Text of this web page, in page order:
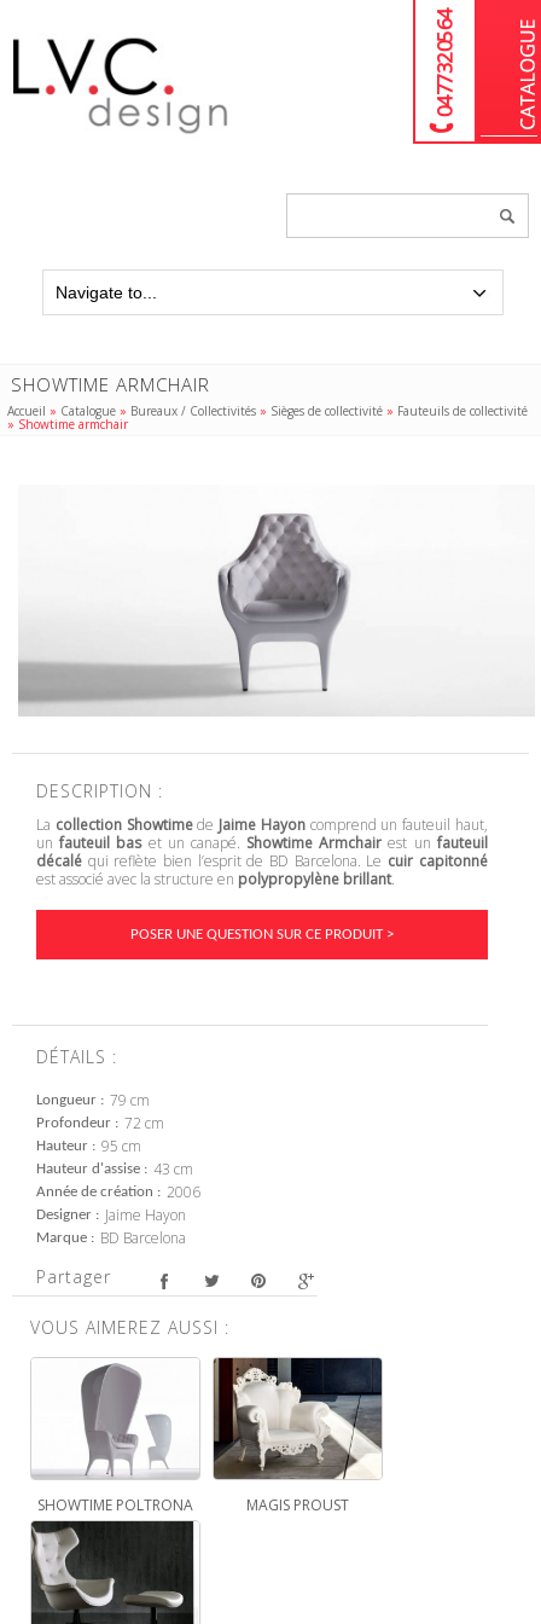
04 77 32 05 64
SHOWTIME ARMCHAIR
Accueil » Catalogue » Bureaux / Collectivités » Sièges de collectivité » Fauteuils de collectivité
» Showtime armchair
DESCRIPTION :
La collection Showtimede Jaime Hayoncomprend un fauteuil haut,
unfauteuil baset un canapé. Showtime Armchair est unfauteuil
décalé qui reflète bien l’esprit de BD Barcelona. Le cuir capitonné
est associé avec la structure en polypropylène brillant.
POSER UNE QUESTION SUR CE PRODUIT >
DÉTAILS :
Longueur 79 cm
Profondeur 72 cm
Hauteur 95 cm
Hauteur d'assise 43 cm
Année de création 2006
Designer Jaime Hayon
Marque BD Barcelona
Partager
VOUS AIMEREZ AUSSI :
SHOWTIME POLTRONA MAGIS PROUST